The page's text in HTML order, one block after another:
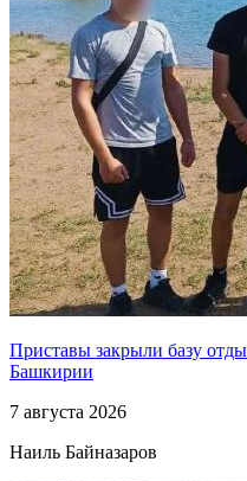
Приставы закрыли базу
Башкирии
7 августа 2026
Наиль Байназаров